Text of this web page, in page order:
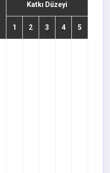
Katkı Düzeyi
1 2 3 4 5